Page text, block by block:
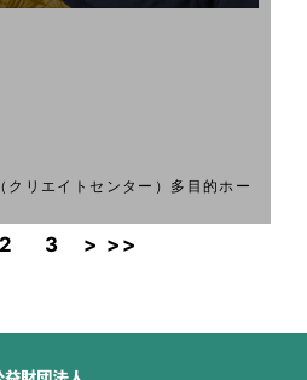
クリエイトセンター）多目的ホー
2 3 > >>